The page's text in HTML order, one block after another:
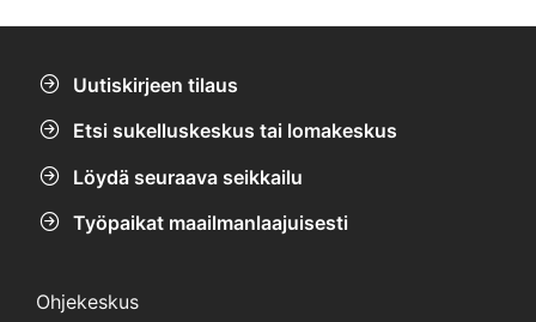
Uutiskirjeen tilaus
Etsi sukelluskeskus tai lomakeskus
Löydä seuraava seikkailu
Työpaikat maailmanlaajuisesti
Ohjekeskus